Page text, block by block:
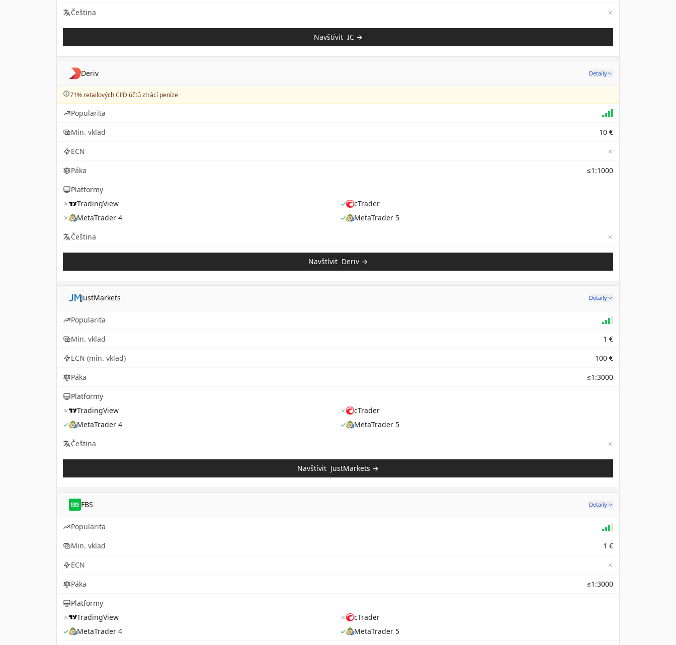
Čeština
✗
Navštívit IC→
Deriv Detaily
71% retailových CFD účtů ztrácí peníze
Popularita
Min. vklad
10 €
ECN
✗
Páka
≤1:1000
Platformy
✗
TradingView ✓
cTrader
✗
MetaTrader 4 ✓
MetaTrader 5
Čeština
✗
Navštívit Deriv →
JustMarkets Detaily
Popularita
Min. vklad
1 €
ECN (min. vklad)
100 €
Páka
≤1:3000
Platformy
✗
TradingView ✗
cTrader
✓
MetaTrader 4 ✓
MetaTrader 5
Čeština
✗
Navštívit JustMarkets →
FBS Detaily
Popularita
Min. vklad
1 €
ECN
✗
Páka
≤1:3000
Platformy
✗
TradingView ✗
cTrader
✓
MetaTrader 4 ✓ MetaTrader 5